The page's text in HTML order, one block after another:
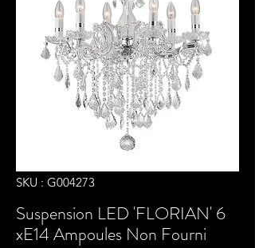
SKU : G004273
Suspension LED 'FLORIAN' 6
xE14 Ampoules Non Fourni